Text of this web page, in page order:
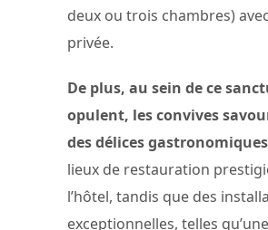
deux ou trois chambres)
privée.
De plus, au sein de ce
opulent, les convives
des délices gastronomiques
lieux de restauration
l’hôtel, tandis que des
exceptionnelles, telles